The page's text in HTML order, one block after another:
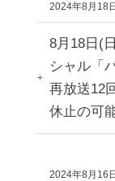
2024年8月18日
8月18日(
シャル「
再放送12
休止の可
2024年8月16